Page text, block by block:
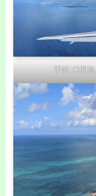
手前:来間島